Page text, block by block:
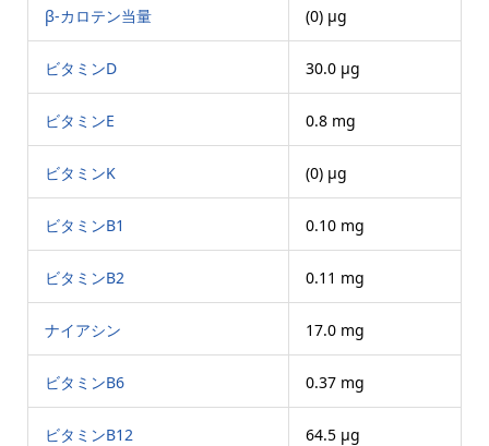
β-カロテン当量 (0) μg
ビタミンD 30.0 μg
ビタミンE 0.8 mg
ビタミンK (0) μg
ビタミンB1 0.10 mg
ビタミンB2 0.11 mg
ナイアシン 17.0 mg
ビタミンB6 0.37 mg
ビタミンB12 64.5 μg